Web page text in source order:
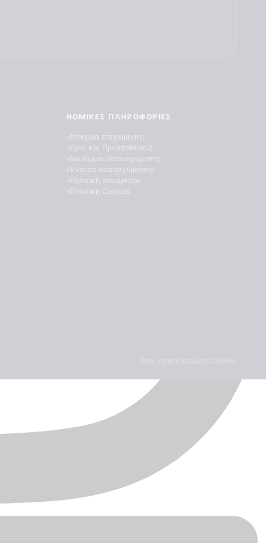
ΝΟΜΙΚΈΣ ΠΛΗΡΟΦΟΡΊΕΣ
Στοιχεία επιχείρησης
Όροι και Προϋποθέσεις
Δικαίωμα υπαναχώρησης
Έντυπο υπαναχώρησης
Πολιτική απορρήτου
Πολιτική Cookies